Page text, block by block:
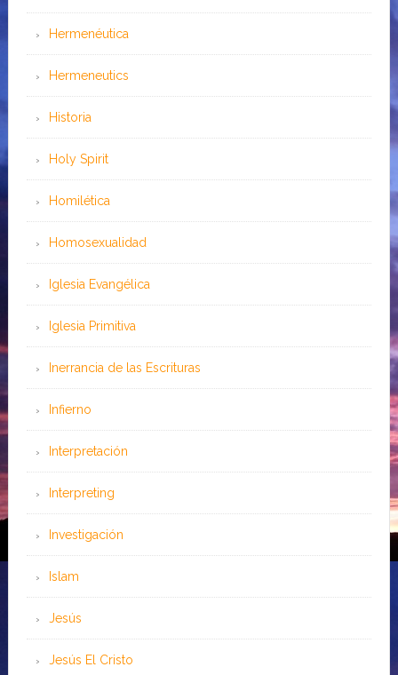
Hermenéutica
Hermeneutics
Historia
Holy Spirit
Homilética
Homosexualidad
Iglesia Evangélica
Iglesia Primitiva
Inerrancia de las Escrituras
Infierno
Interpretación
Interpreting
Investigación
Islam
Jesús
Jesús El Cristo